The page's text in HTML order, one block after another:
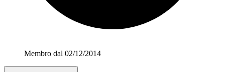
Membro dal 02/12/2014